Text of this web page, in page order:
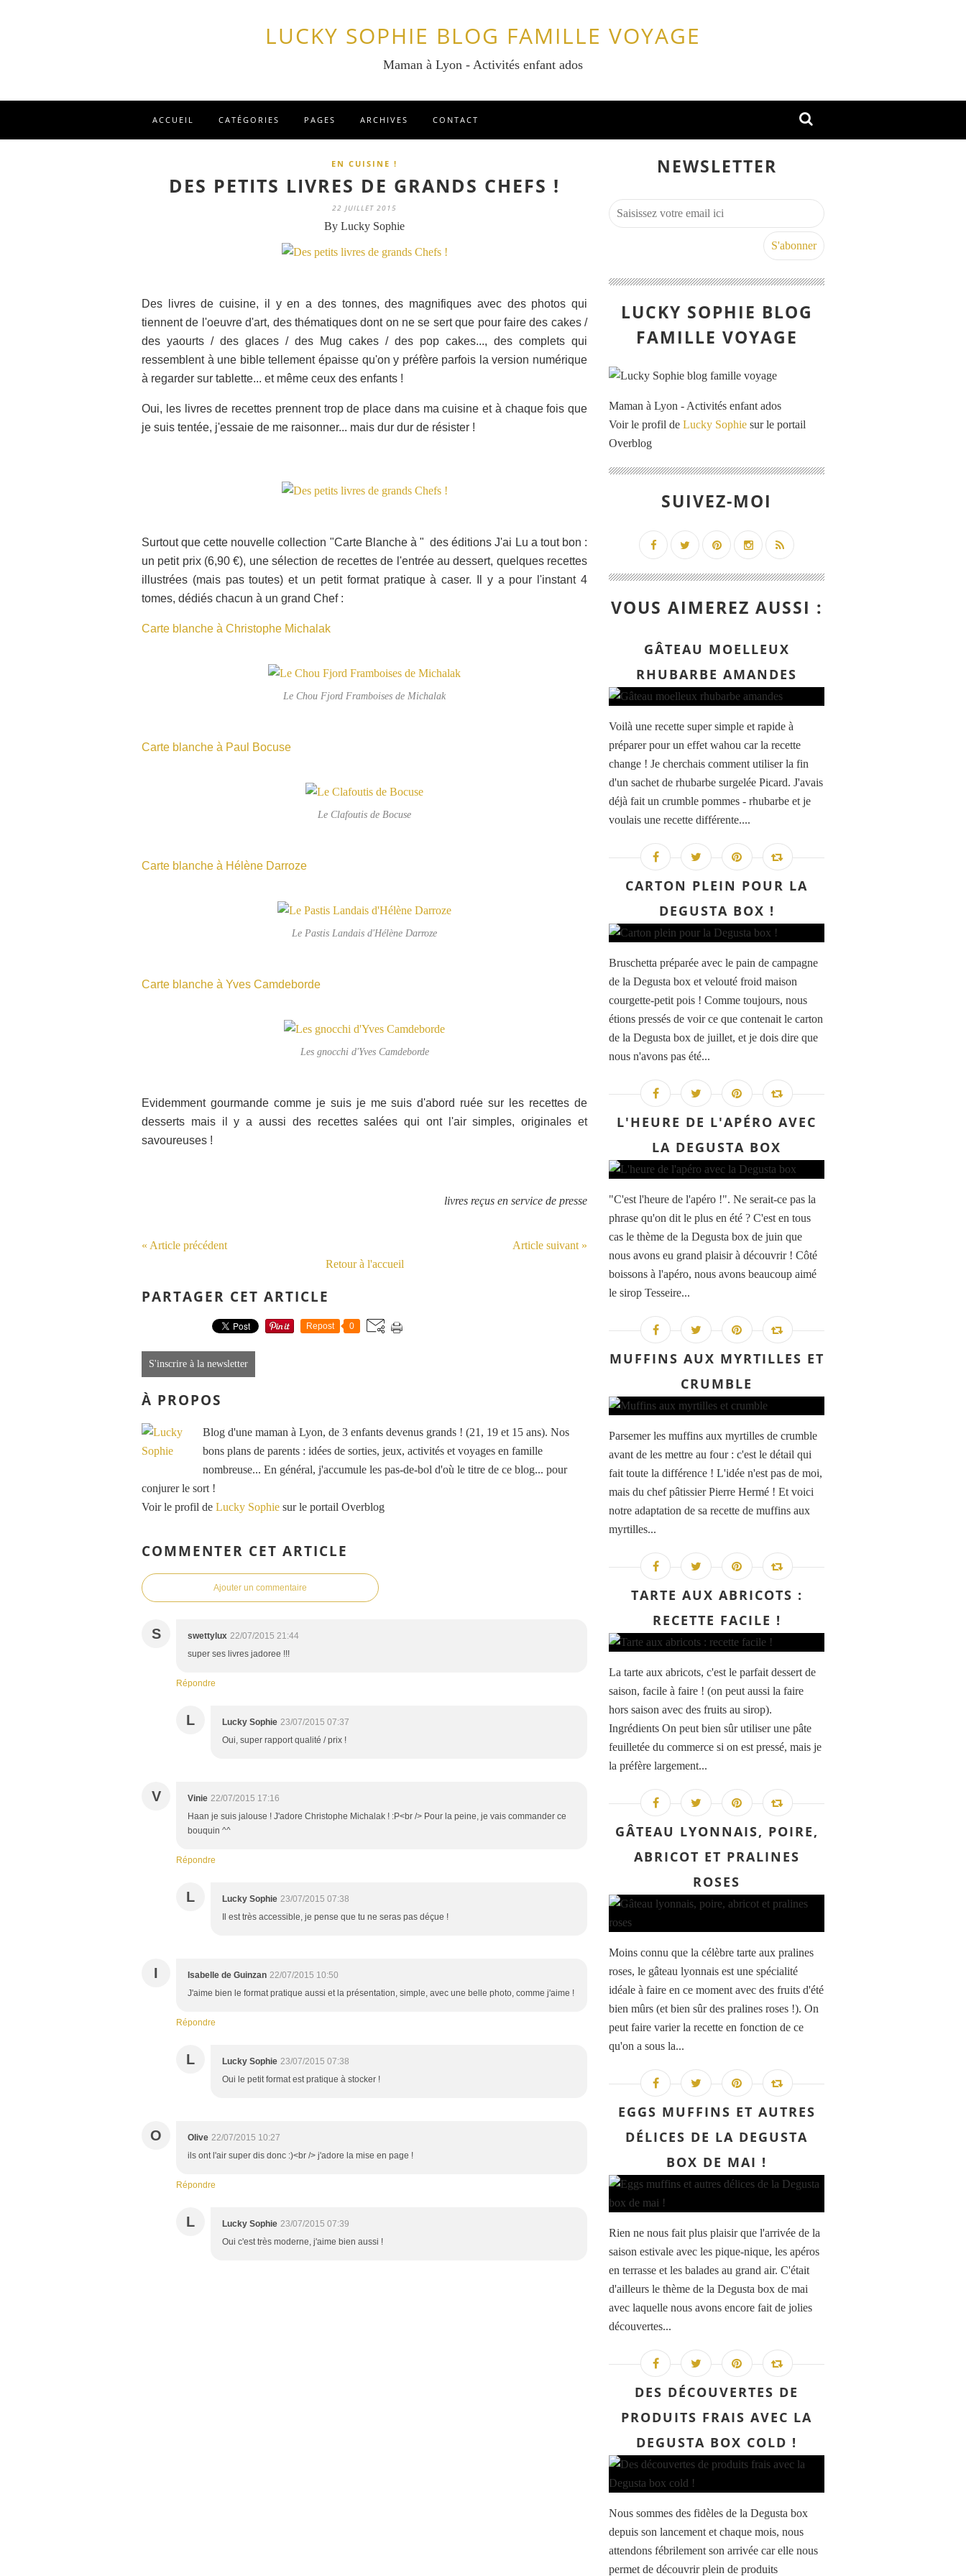
LUCKY SOPHIE BLOG FAMILLE VOYAGE
Maman à Lyon - Activités enfant ados
ACCUEIL CATÉGORIES PAGES ARCHIVES CONTACT
EN CUISINE !
DES PETITS LIVRES DE GRANDS CHEFS !
22 JUILLET 2015
By Lucky Sophie
Des livres de cuisine, il y en a des tonnes, des magnifiques avec des photos qui
tiennent de l'oeuvre d'art, des thématiques dont on ne se sert que pour faire des cakes /
des yaourts / des glaces / des Mug cakes / des pop cakes..., des complets qui
ressemblent à une bible tellement épaisse qu'on y préfère parfois la version numérique
à regarder sur tablette... et même ceux des enfants !
Oui, les livres de recettes prennent trop de place dans ma cuisine et à chaque fois que
je suis tentée, j'essaie de me raisonner... mais dur dur de résister !
Surtout que cette nouvelle collection "Carte Blanche à " des éditions J'ai Lu a tout bon :
un petit prix (6,90 €), une sélection de recettes de l'entrée au dessert, quelques recettes
illustrées (mais pas toutes) et un petit format pratique à caser. Il y a pour l'instant 4
tomes, dédiés chacun à un grand Chef :
Carte blanche à Christophe Michalak
Le Chou Fjord Framboises de Michalak
Carte blanche à Paul Bocuse
Le Clafoutis de Bocuse
Carte blanche à Hélène Darroze
Le Pastis Landais d'Hélène Darroze
Carte blanche à Yves Camdeborde
Les gnocchi d'Yves Camdeborde
Evidemment gourmande comme je suis je me suis d'abord ruée sur les recettes de
desserts mais il y a aussi des recettes salées qui ont l'air simples, originales et
savoureuses !
livres reçus en service de presse
« Article précédent
Article suivant »
Retour à l'accueil
PARTAGER CET ARTICLE
Repost 0
S'inscrire à la newsletter
À PROPOS
Blog d'une maman à Lyon, de 3 enfants devenus grands ! (21, 19 et 15 ans). Nos
bons plans de parents : idées de sorties, jeux, activités et voyages en famille
nombreuse... En général, j'accumule les pas-de-bol d'où le titre de ce blog... pour
conjurer le sort !
Voir le profil de Lucky Sophie sur le portail Overblog
COMMENTER CET ARTICLE
Ajouter un commentaire
S swettylux 22/07/2015 21:44
super ses livres jadoree !!!
Répondre
L Lucky Sophie 23/07/2015 07:37
Oui, super rapport qualité / prix !
V Vinie 22/07/2015 17:16
Haan je suis jalouse ! J'adore Christophe Michalak ! :P<br /> Pour la peine, je vais commander ce
bouquin ^^
Répondre
L Lucky Sophie 23/07/2015 07:38
Il est très accessible, je pense que tu ne seras pas déçue !
I Isabelle de Guinzan 22/07/2015 10:50
J'aime bien le format pratique aussi et la présentation, simple, avec une belle photo, comme j'aime !
Répondre
L Lucky Sophie 23/07/2015 07:38
Oui le petit format est pratique à stocker !
O Olive 22/07/2015 10:27
ils ont l'air super dis donc :)<br /> j'adore la mise en page !
Répondre
L Lucky Sophie 23/07/2015 07:39
Oui c'est très moderne, j'aime bien aussi !
NEWSLETTER
LUCKY SOPHIE BLOG
FAMILLE VOYAGE
Maman à Lyon - Activités enfant ados
Voir le profil de Lucky Sophie sur le portail
Overblog
SUIVEZ-MOI
VOUS AIMEREZ AUSSI :
GÂTEAU MOELLEUX
RHUBARBE AMANDES
Voilà une recette super simple et rapide à
préparer pour un effet wahou car la recette
change ! Je cherchais comment utiliser la fin
d'un sachet de rhubarbe surgelée Picard. J'avais
déjà fait un crumble pommes - rhubarbe et je
voulais une recette différente....
CARTON PLEIN POUR LA
DEGUSTA BOX !
Bruschetta préparée avec le pain de campagne
de la Degusta box et velouté froid maison
courgette-petit pois ! Comme toujours, nous
étions pressés de voir ce que contenait le carton
de la Degusta box de juillet, et je dois dire que
nous n'avons pas été...
L'HEURE DE L'APÉRO AVEC
LA DEGUSTA BOX
"C'est l'heure de l'apéro !". Ne serait-ce pas la
phrase qu'on dit le plus en été ? C'est en tous
cas le thème de la Degusta box de juin que
nous avons eu grand plaisir à découvrir ! Côté
boissons à l'apéro, nous avons beaucoup aimé
le sirop Tesseire...
MUFFINS AUX MYRTILLES ET
CRUMBLE
Parsemer les muffins aux myrtilles de crumble
avant de les mettre au four : c'est le détail qui
fait toute la différence ! L'idée n'est pas de moi,
mais du chef pâtissier Pierre Hermé ! Et voici
notre adaptation de sa recette de muffins aux
myrtilles...
TARTE AUX ABRICOTS :
RECETTE FACILE !
La tarte aux abricots, c'est le parfait dessert de
saison, facile à faire ! (on peut aussi la faire
hors saison avec des fruits au sirop).
Ingrédients On peut bien sûr utiliser une pâte
feuilletée du commerce si on est pressé, mais je
la préfère largement...
GÂTEAU LYONNAIS, POIRE,
ABRICOT ET PRALINES
ROSES
Moins connu que la célèbre tarte aux pralines
roses, le gâteau lyonnais est une spécialité
idéale à faire en ce moment avec des fruits d'été
bien mûrs (et bien sûr des pralines roses !). On
peut faire varier la recette en fonction de ce
qu'on a sous la...
EGGS MUFFINS ET AUTRES
DÉLICES DE LA DEGUSTA
BOX DE MAI !
Rien ne nous fait plus plaisir que l'arrivée de la
saison estivale avec les pique-nique, les apéros
en terrasse et les balades au grand air. C'était
d'ailleurs le thème de la Degusta box de mai
avec laquelle nous avons encore fait de jolies
découvertes...
DES DÉCOUVERTES DE
PRODUITS FRAIS AVEC LA
DEGUSTA BOX COLD !
Nous sommes des fidèles de la Degusta box
depuis son lancement et chaque mois, nous
attendons fébrilement son arrivée car elle nous
permet de découvrir plein de produits